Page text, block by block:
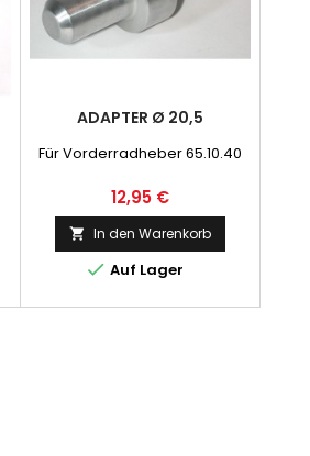
ADAPTER Ø 20,5
Für Vorderradheber 65.10.40
Preis
12,95 €
 In den Warenkorb
 Auf Lager